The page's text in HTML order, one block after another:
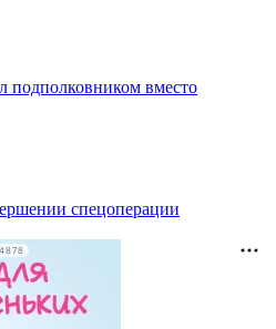
подполковником вместо
спецоперации